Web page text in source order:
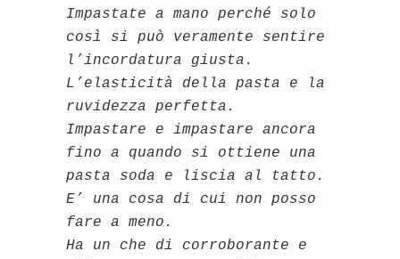
Impastate a mano perché solo
così si può veramente sentire
l’incordatura giusta.
L’elasticità della pasta e la
ruvidezza perfetta.
Impastare e impastare ancora
fino a quando si ottiene una
pasta soda e liscia al tatto.
E’ una cosa di cui non posso
fare a meno.
Ha un che di corroborante e